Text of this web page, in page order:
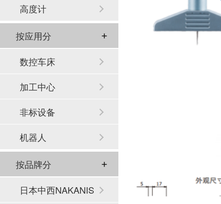
高度计
按应用分
数控车床
加工中心
非标设备
机器人
按品牌分
日本中西NAKANIS